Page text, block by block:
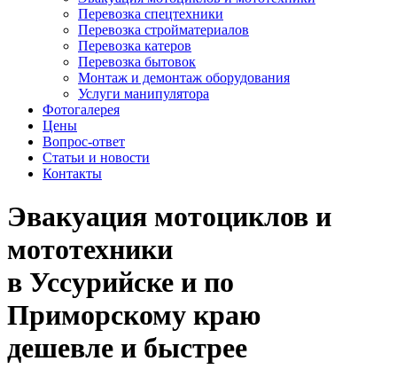
Перевозка спецтехники
Перевозка стройматериалов
Перевозка катеров
Перевозка бытовок
Монтаж и демонтаж оборудования
Услуги манипулятора
Фотогалерея
Цены
Вопрос-ответ
Статьи и новости
Контакты
Эвакуация мотоциклов и
мототехники
в Уссурийске и по
Приморскому краю
дешевле и быстрее